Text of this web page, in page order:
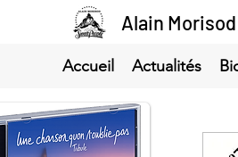
Alain
Accueil Actualités